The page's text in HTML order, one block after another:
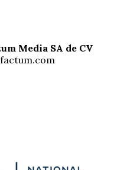
Media SA de CV